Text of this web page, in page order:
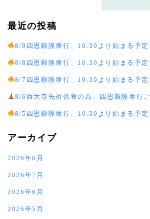
最近の投稿
8/9四恩殿護摩行、10:30より始まる予定
8/8四恩殿護摩行、10:30より始まる予定
8/7四恩殿護摩行、10:30より始まる予定
8/6西大寺先祖供養の為、四恩殿護摩行
8/5四恩殿護摩行、10:30より始まる予定
アーカイブ
2026年8月
2026年7月
2026年6月
2026年5月